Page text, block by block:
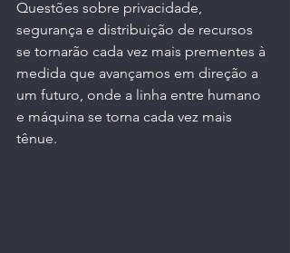
Questões sobre privacidade,
segurança e distribuição de recursos
se tornarão cada vez mais prementes à
medida que avançamos em direção a
um futuro, onde a linha entre humano
e máquina se torna cada vez mais
tênue.